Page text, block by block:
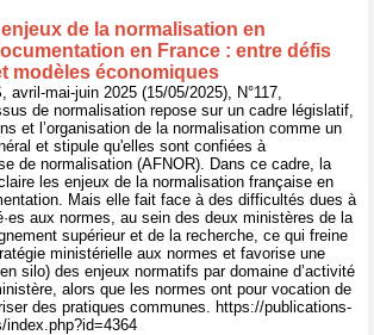
de la normalisation en
en France : entre défis
modèles économiques
avril-mai-juin 2025 (15/05/2025), N°117,
de normalisation repose sur un cadre législatif,
et l’organisation de la normalisation comme un
et stipule qu'elles sont confiées à
de normalisation (AFNOR). Dans ce cadre, la
les enjeux de la normalisation française en
Mais elle fait face à des difficultés dues à
aux normes, au sein des deux ministères de la
supérieur et de la recherche, ce qui freine
ministérielle aux normes et favorise une
silo) des enjeux normatifs par domaine d’activité
alors que les normes ont pour vocation de
des pratiques communes. https://publications-
index.php?id=4364